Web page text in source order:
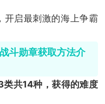
开启最刺激的海上争霸
斗勋章获取方法介
类共14种，获得的难度